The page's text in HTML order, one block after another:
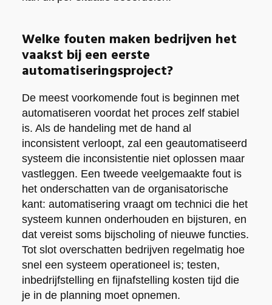
Welke fouten maken bedrijven het
vaakst bij een eerste
automatiseringsproject?
De meest voorkomende fout is beginnen met
automatiseren voordat het proces zelf stabiel
is. Als de handeling met de hand al
inconsistent verloopt, zal een geautomatiseerd
systeem die inconsistentie niet oplossen maar
vastleggen. Een tweede veelgemaakte fout is
het onderschatten van de organisatorische
kant: automatisering vraagt om technici die het
systeem kunnen onderhouden en bijsturen, en
dat vereist soms bijscholing of nieuwe functies.
Tot slot overschatten bedrijven regelmatig hoe
snel een systeem operationeel is; testen,
inbedrijfstelling en fijnafstelling kosten tijd die
je in de planning moet opnemen.